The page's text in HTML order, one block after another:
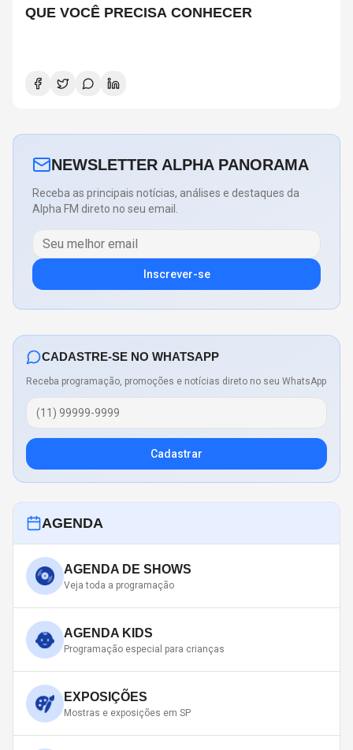
QUE VOCÊ PRECISA CONHECER
NEWSLETTER ALPHA PANORAMA
Receba as principais notícias, análises e destaques da
Alpha FM direto no seu email.
Inscrever-se
CADASTRE-SE NO WHATSAPP
Receba programação, promoções e notícias direto no seu WhatsApp
Cadastrar
AGENDA
AGENDA DE SHOWS
Veja toda a programação
AGENDA KIDS
Programação especial para crianças
EXPOSIÇÕES
Mostras e exposições em SP